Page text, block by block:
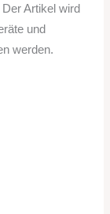
Artikel wird
und
werden.